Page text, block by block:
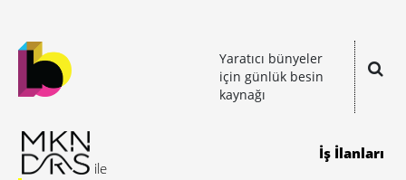
Yaratıcı bünyeler
için günlük besin
kaynağı
İş İlanları